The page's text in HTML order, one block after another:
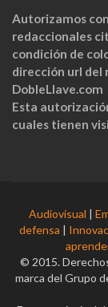
Autorizamos
redaccionales
condición de
dirección url
DobleLlave.com
Esta
cuales tienen
Audiovisual |
defensa |
© 2015.
marca del Grupo